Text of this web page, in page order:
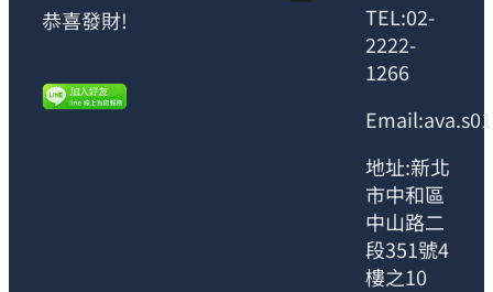
恭喜發財!
TEL:02-
2222-
1266
地址:新北
市中和區
中山路二
段351號4
樓之10